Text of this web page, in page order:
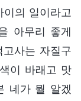
의 일이라고
아무리 좋게
사는 자질구
이 바래고 맛
네가 뭘 알겠